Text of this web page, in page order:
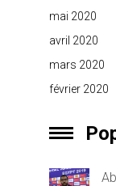
mai 2020
avril 2020
mars 2020
février 2020